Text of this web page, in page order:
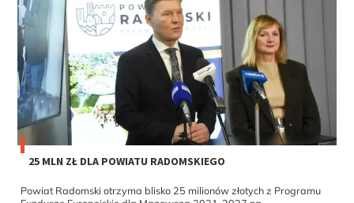
25 MLN ZŁ DLA POWIATU RADOMSKIEGO
Powiat Radomski otrzyma blisko 25 milionów złotych z Programu